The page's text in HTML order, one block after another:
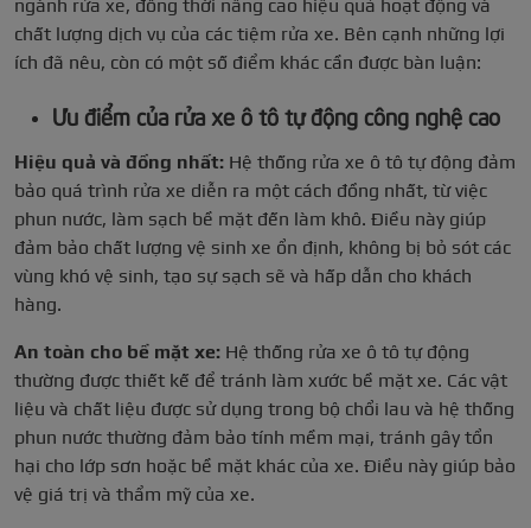
ngành rửa xe, đồng thời nâng cao hiệu quả hoạt động và
chất lượng dịch vụ của các tiệm rửa xe. Bên cạnh những lợi
ích đã nêu, còn có một số điểm khác cần được bàn luận:
Ưu điểm của rửa xe ô tô tự động công nghệ cao
Hiệu quả và đồng nhất: Hệ thống rửa xe ô tô tự động đảm
bảo quá trình rửa xe diễn ra một cách đồng nhất, từ việc
phun nước, làm sạch bề mặt đến làm khô. Điều này giúp
đảm bảo chất lượng vệ sinh xe ổn định, không bị bỏ sót các
vùng khó vệ sinh, tạo sự sạch sẽ và hấp dẫn cho khách
hàng.
An toàn cho bề mặt xe: Hệ thống rửa xe ô tô tự động
thường được thiết kế để tránh làm xước bề mặt xe. Các vật
liệu và chất liệu được sử dụng trong bộ chổi lau và hệ thống
phun nước thường đảm bảo tính mềm mại, tránh gây tổn
hại cho lớp sơn hoặc bề mặt khác của xe. Điều này giúp bảo
vệ giá trị và thẩm mỹ của xe.